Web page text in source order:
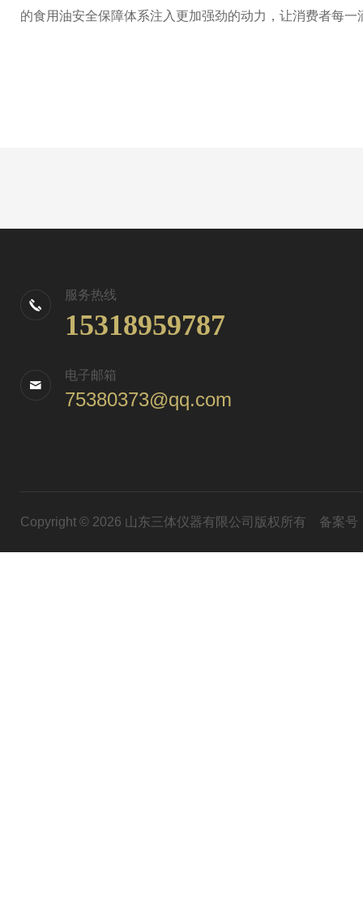
的食用油安全保障体系注入更加强劲的动力，让消费者每
服务热线
15318959787
电子邮箱
75380373@qq.com
Copyright © 2026 山东三体仪器有限公司版权所有 备案号